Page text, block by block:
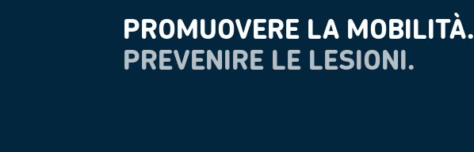
PROMUOVERE LA MOBILITÀ.
PREVENIRE LE LESIONI.